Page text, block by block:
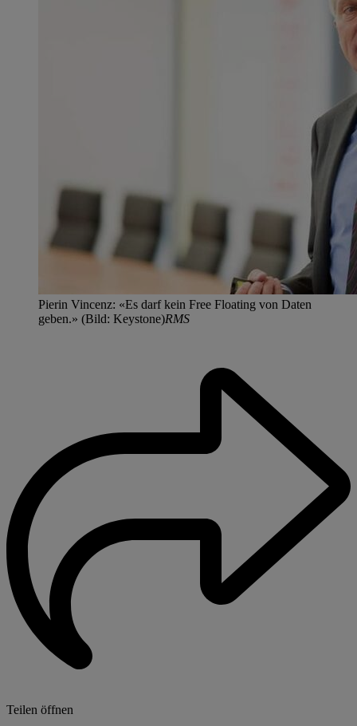
Pierin Vincenz: «Es darf kein Free Floating von Daten
geben.» (Bild: Keystone)RMS
Teilen öffnen